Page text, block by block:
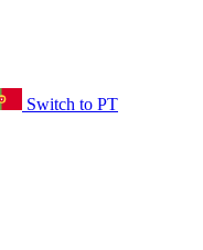
Switch to PT